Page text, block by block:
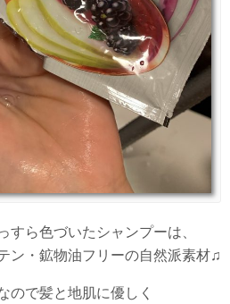
ら色づいたシャンプーは、
ン・鉱物油フリーの自然派素材♫
ので髪と地肌に優しく